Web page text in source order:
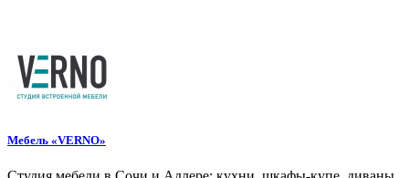
Мебель «VERNO»